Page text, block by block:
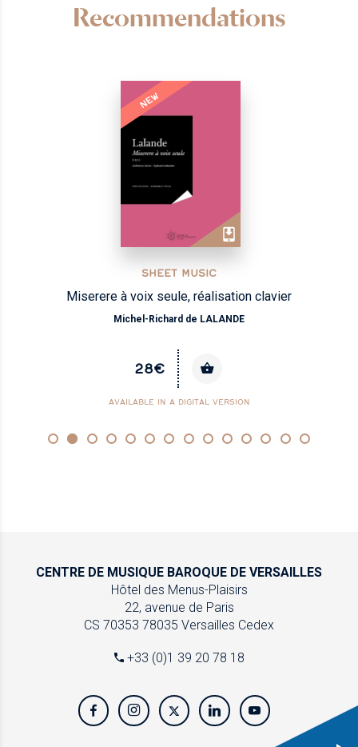
Recommendations
NEW
SHEET MUSIC
Miserere à voix seule, réalisation clavier
Michel-Richard de LALANDE
28€
AVAILABLE IN A DIGITAL VERSION
CENTRE DE MUSIQUE BAROQUE DE VERSAILLES
Hôtel des Menus-Plaisirs
22, avenue de Paris
CS 70353 78035 Versailles Cedex
+33 (0)1 39 20 78 18